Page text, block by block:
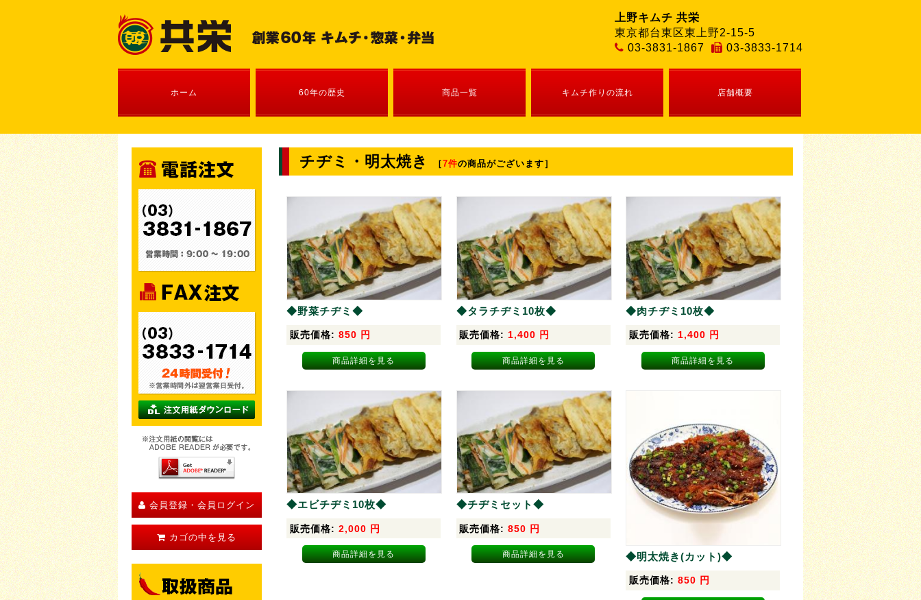
上野キムチ 共栄
東京都台東区東上野2-15-5
03-3831-1867
03-3833-1714
ホーム 60年の歴史 商品一覧 キムチ作りの流れ 店舗概要
会員登録・会員ログイン
カゴの中を見る
チヂミ・明太焼き ［7件の商品がございます］
◆野菜チヂミ◆
販売価格: 850 円
商品詳細を見る
◆タラチヂミ10枚◆
販売価格:1,400 円
商品詳細を見る
◆肉チヂミ10枚◆
販売価格: 1,400 円
商品詳細を見る
◆エビチヂミ10枚◆
販売価格: 2,000 円
商品詳細を見る
◆チヂミセット◆
販売価格:850 円
商品詳細を見る ◆明太焼き(カット)◆
販売価格: 850 円